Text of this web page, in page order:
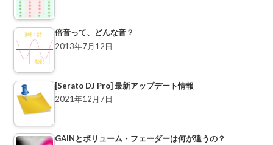
倍音って、どんな音？
2013年7月12日
[Serato DJ Pro] 最新アップデート情報
2021年12月7日
GAINとボリューム・フェーダーは何が違うの？